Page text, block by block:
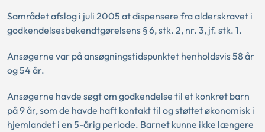
Samrådet afslog i juli 2005 at dispensere fra alderskravet i
godkendelsesbekendtgørelsens § 6, stk. 2, nr. 3, jf. stk. 1.
Ansøgerne var på ansøgningstidspunktet henholdsvis 58 år
og 54 år.
Ansøgerne havde søgt om godkendelse til et konkret barn
på 9 år, som de havde haft kontakt til og støttet økonomisk i
hjemlandet i en 5-årig periode. Barnet kunne ikke længere